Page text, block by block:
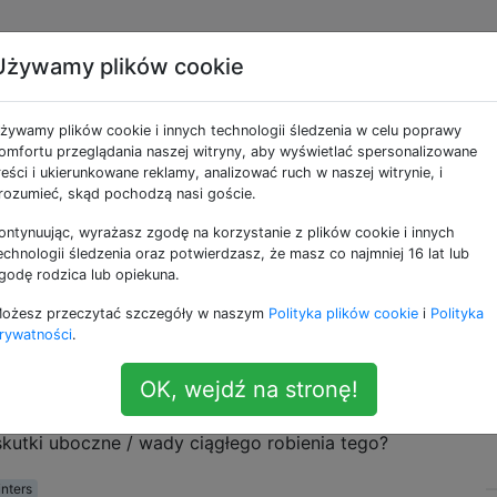
drukarka może
która może drukować większość własnych
drukarka wydrukuje następną i tak dalej. Czy są jakieś
mnie drukarkę, a ja robię to samo dla moich przyjaciół i
to trwać wiecznie (ponieważ model 3D pozostaje taki
uboczne / wady ciągłego robienia tego?
plików cookie
plików cookie i innych technologii śledzenia w celu poprawy
przeglądania naszej witryny, aby wyświetlać spersonalizowane
i ukierunkowane reklamy, analizować ruch w naszej witrynie, i
skąd pochodzą nasi goście.
wyrażasz zgodę na korzystanie z plików cookie i innych
śledzenia oraz potwierdzasz, że masz co najmniej 16 lat lub
rodzica lub opiekuna.
przeczytać szczegóły w naszym Polityka plików cookie i Polityka
.
OK, wejdź na stronę!